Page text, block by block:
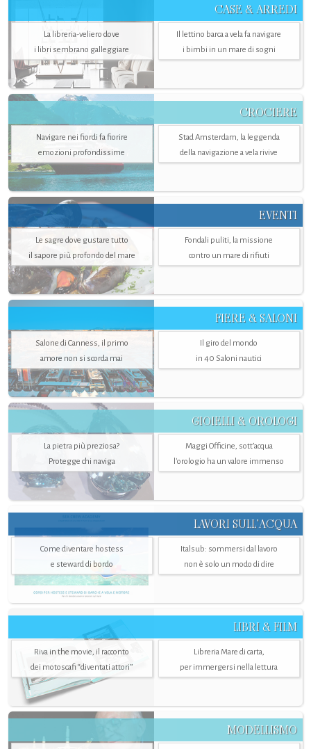
CASE & ARREDI
La libreria-veliero dove
i libri sembrano galleggiare
Il lettino barca a vela fa navigare
i bimbi in un mare di sogni
CROCIERE
Navigare nei fiordi fa fiorire
emozioni profondissime
Stad Amsterdam, la leggenda
della navigazione a vela rivive
EVENTI
Le sagre dove gustare tutto
il sapore più profondo del mare
Fondali puliti, la missione
contro un mare di rifiuti
FIERE & SALONI
Salone di Canness, il primo
amore non si scorda mai
Il giro del mondo
in 40 Saloni nautici
GIOIELLI & OROLOGI
La pietra più preziosa?
Protegge chi naviga
Maggi Officine, sott’acqua
l'orologio ha un valore immenso
LAVORI SULL’ACQUA
Come diventare hostess
e steward di bordo
Italsub: sommersi dal lavoro
non è solo un modo di dire
LIBRI & FILM
Riva in the movie, il racconto
dei motoscafi “diventati attori”
Libreria Mare di carta,
per immergersi nella lettura
MODELLISMO